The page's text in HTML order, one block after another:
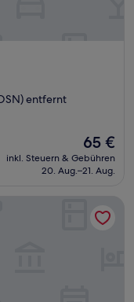
entfernt
Der
Preis
beträgt
65 €
inkl. Steuern & Gebühren
20. Aug.–21. Aug.